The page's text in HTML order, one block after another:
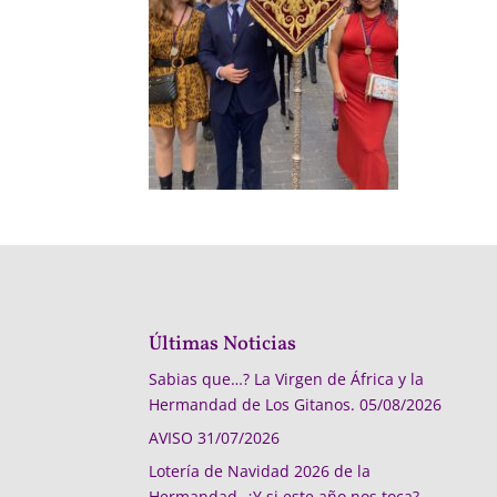
Últimas Noticias
Sabias que…? La Virgen de África y la
Hermandad de Los Gitanos. 05/08/2026
AVISO 31/07/2026
Lotería de Navidad 2026 de la